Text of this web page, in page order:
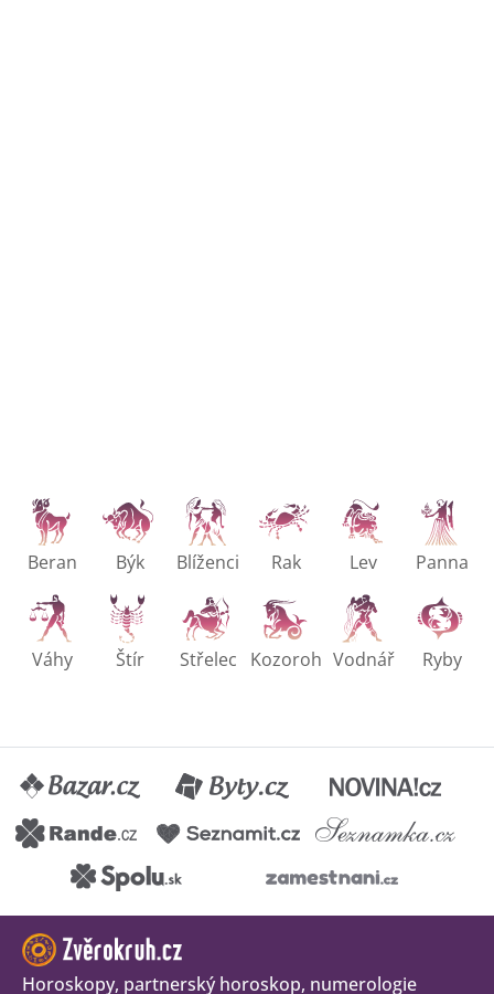
Beran Býk Blíženci Rak Lev Panna
Váhy Štír Střelec Kozoroh Vodnář Ryby
Horoskopy, partnerský horoskop, numerologie